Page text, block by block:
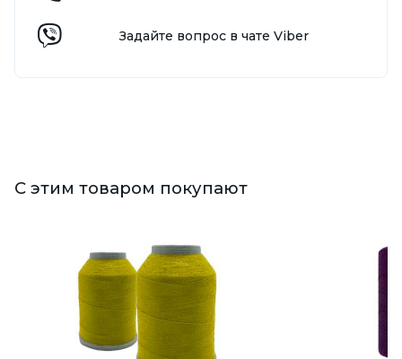
Задайте вопрос в чате Viber
С этим товаром покупают